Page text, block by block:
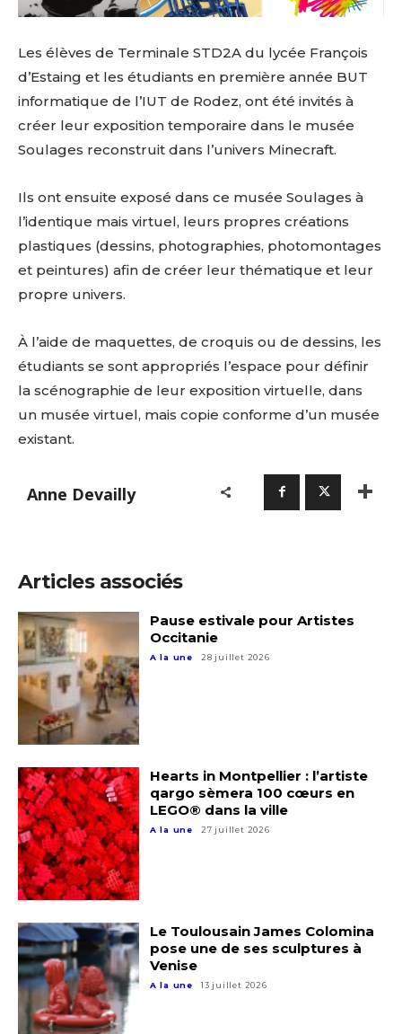
Les élèves de Terminale STD2A du lycée François
d’Estaing et les étudiants en première année BUT
informatique de l’IUT de Rodez, ont été invités à
créer leur exposition temporaire dans le musée
Soulages reconstruit dans l’univers Minecraft.
Ils ont ensuite exposé dans ce musée Soulages à
l’identique mais virtuel, leurs propres créations
plastiques (dessins, photographies, photomontages
et peintures) afin de créer leur thématique et leur
propre univers.
À l’aide de maquettes, de croquis ou de dessins, les
étudiants se sont appropriés l’espace pour définir
la scénographie de leur exposition virtuelle, dans
un musée virtuel, mais copie conforme d’un musée
existant.
Anne Devailly
Articles associés
Pause estivale pour Artistes
Occitanie
A la une 28 juillet 2026
Hearts in Montpellier : l’artiste
qargo sèmera 100 cœurs en
LEGO® dans la ville
A la une 27 juillet 2026
Le Toulousain James Colomina
pose une de ses sculptures à
Venise
A la une 13 juillet 2026